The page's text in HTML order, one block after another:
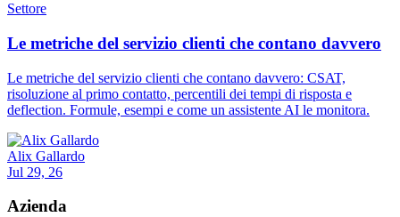
Settore
Le metriche del servizio clienti che contano davvero
Le metriche del servizio clienti che contano davvero: CSAT,
risoluzione al primo contatto, percentili dei tempi di risposta e
deflection. Formule, esempi e come un assistente AI le monitora.
Alix Gallardo
Jul 29, 26
Azienda